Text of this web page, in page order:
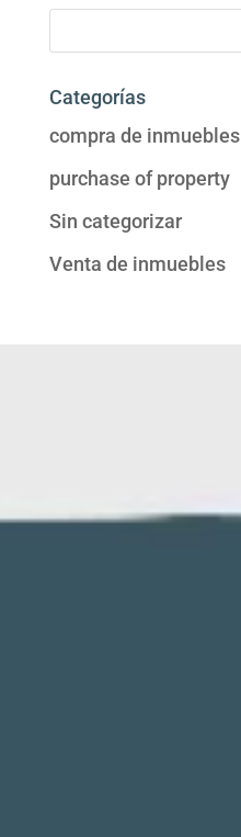
Categorías
compra de inmuebles
purchase of property
Sin categorizar
Venta de inmuebles